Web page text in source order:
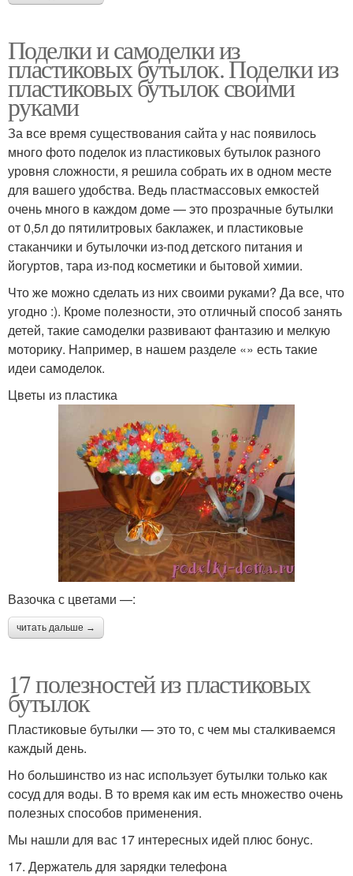
Поделки и самоделки из
пластиковых бутылок. Поделки из
пластиковых бутылок своими
руками
За все время существования сайта у нас появилось
много фото поделок из пластиковых бутылок разного
уровня сложности, я решила собрать их в одном месте
для вашего удобства. Ведь пластмассовых емкостей
очень много в каждом доме — это прозрачные бутылки
от 0,5л до пятилитровых баклажек, и пластиковые
стаканчики и бутылочки из-под детского питания и
йогуртов, тара из-под косметики и бытовой химии.
Что же можно сделать из них своими руками? Да все, что
угодно :). Кроме полезности, это отличный способ занять
детей, такие самоделки развивают фантазию и мелкую
моторику. Например, в нашем разделе «» есть такие
идеи самоделок.
Цветы из пластика
Вазочка с цветами —:
читать дальше →
17 полезностей из пластиковых
бутылок
Пластиковые бутылки — это то, с чем мы сталкиваемся
каждый день.
Но большинство из нас использует бутылки только как
сосуд для воды. В то время как им есть множество очень
полезных способов применения.
Мы нашли для вас 17 интересных идей плюс бонус.
17. Держатель для зарядки телефона